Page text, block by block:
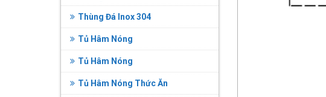
Thùng Đá Inox 304
Tủ Hâm Nóng
Tủ Hâm Nóng
Tủ Hâm Nóng Thức Ăn